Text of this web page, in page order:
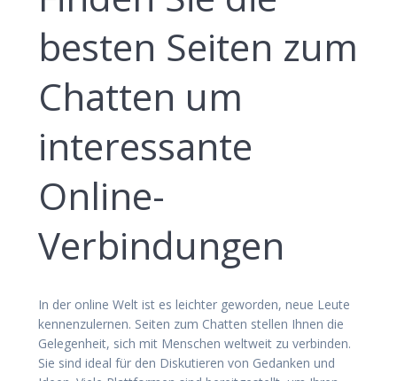
besten Seiten zum
Chatten um
interessante
Online-
Verbindungen
In der online Welt ist es leichter geworden, neue Leute
kennenzulernen. Seiten zum Chatten stellen Ihnen die
Gelegenheit, sich mit Menschen weltweit zu verbinden.
Sie sind ideal für den Diskutieren von Gedanken und